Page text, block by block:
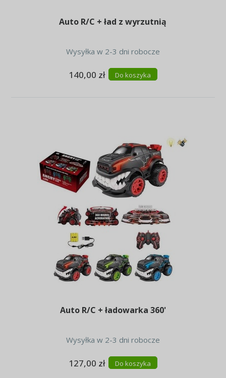
Auto R/C + ład z wyrzutnią
Wysyłka w 2-3 dni robocze
140,00 zł Do koszyka
Auto R/C + ładowarka 360'
Wysyłka w 2-3 dni robocze
127,00 zł Do koszyka